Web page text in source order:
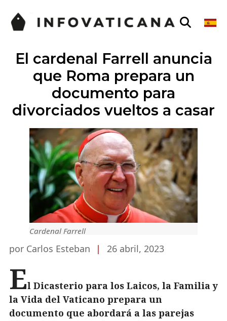
El cardenal Farrell anuncia
que Roma prepara un
documento para
divorciados vueltos a casar
Cardenal Farrell
por Carlos Esteban | 26 abril, 2023
El Dicasterio para los Laicos, la Familia y
la Vida del Vaticano prepara un
documento que abordará a las parejas